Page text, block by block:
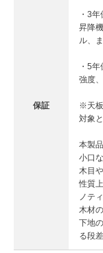
保証
・3
昇降
ル、
・5
強度
※天板
対象
本製
小口
木目
性質
ノテ
木材
下地
る段